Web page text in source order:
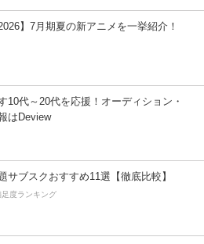
】7月期夏の新アニメを一挙紹介！
10代～20代を応援！オーディション・
はDeview
サブスクおすすめ11選【徹底比較】
度ランキング